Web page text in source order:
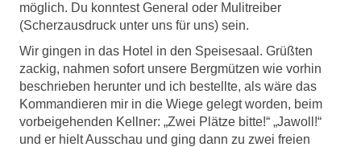
möglich. Du konntest General oder Mulitreiber
(Scherzausdruck unter uns für uns) sein.
Wir gingen in das Hotel in den Speisesaal. Grüßten
zackig, nahmen sofort unsere Bergmützen wie vorhin
beschrieben herunter und ich bestellte, als wäre das
Kommandieren mir in die Wiege gelegt worden, beim
vorbeigehenden Kellner: „Zwei Plätze bitte!“ „Jawoll!“
und er hielt Ausschau und ging dann zu zwei freien